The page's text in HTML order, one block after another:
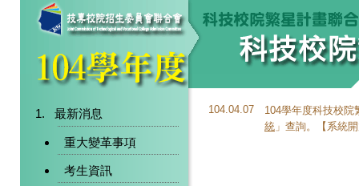
最新消息
重大變革事項
考生資訊
104.04.07
104學年度科技校
統 」查詢。【系統